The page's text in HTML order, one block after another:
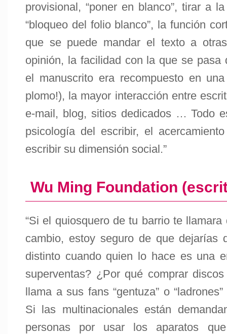
provisional, “poner en blanco”, tirar a
“bloqueo del folio blanco”, la función
que se puede mandar el texto a
opinión, la facilidad con la que se pasa
el manuscrito era recompuesto en
plomo!), la mayor interacción entre
e-mail, blog, sitios dedicados … Todo
psicología del escribir, el
escribir su dimensión social.”
Wu Ming Foundation
“Si el quiosquero de tu barrio te
cambio, estoy seguro de que dejarías
distinto cuando quien lo hace es una
superventas? ¿Por qué comprar
llama a sus fans “gentuza” o
Si las multinacionales están
personas por usar los aparatos